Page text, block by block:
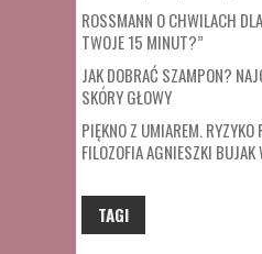
ROSSMANN O CHWILACH
TWOJE 15 MINUT?”
JAK DOBRAĆ SZAMPON?
SKÓRY GŁOWY
PIĘKNO Z UMIAREM. RYZYKO
FILOZOFIA AGNIESZKI
TAGI